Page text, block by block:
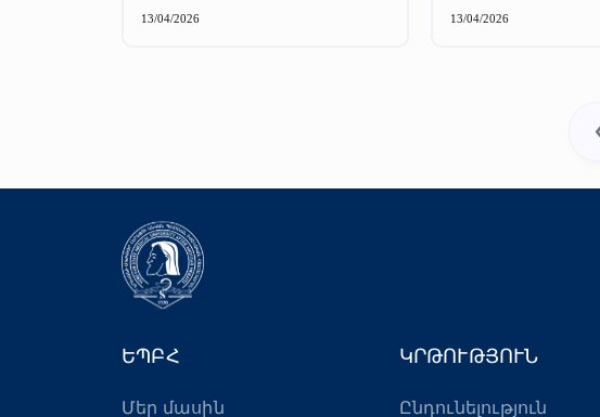
13/04/2026 13/04/2026
ԵՊԲՀ
Մեր մասին
ԿՐԹՈՒԹՅՈՒՆ
Ընդունելություն